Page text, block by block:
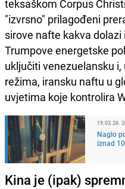
teksaškom Corpus
"izvrsno" prilagođeni
sirove nafte kakva
Trumpove energetske
uključiti venezuelansku
režima, iransku naftu u
uvjetima koje kontrolira
19.03.26.
Naglo
iznad
Kina je (ipak)